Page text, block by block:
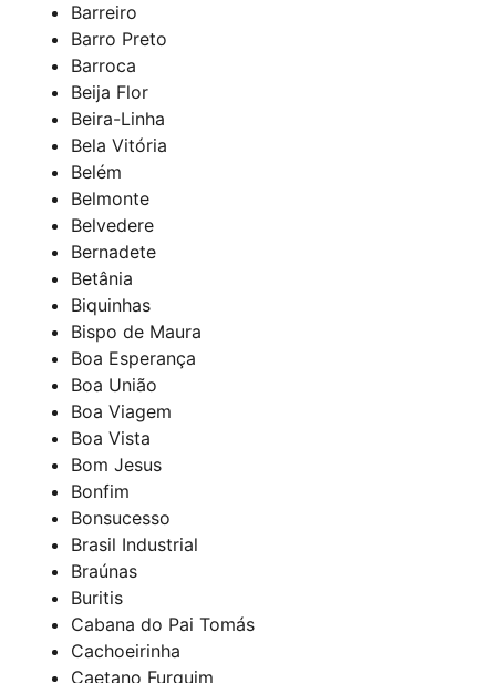
Barreiro
Barro Preto
Barroca
Beija Flor
Beira-Linha
Bela Vitória
Belém
Belmonte
Belvedere
Bernadete
Betânia
Biquinhas
Bispo de Maura
Boa Esperança
Boa União
Boa Viagem
Boa Vista
Bom Jesus
Bonfim
Bonsucesso
Brasil Industrial
Braúnas
Buritis
Cabana do Pai Tomás
Cachoeirinha
Caetano Furquim